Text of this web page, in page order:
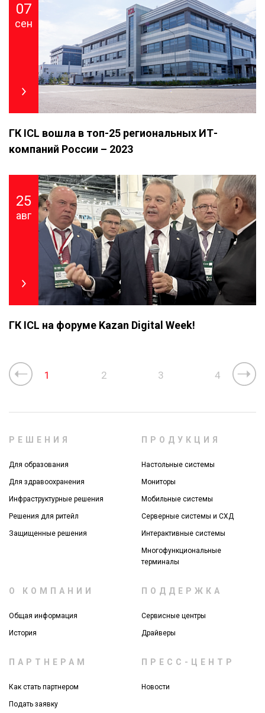
07
сен
ГК ICL вошла в топ-25 региональных ИТ-
компаний России – 2023
25
авг
ГК ICL на форуме Kazan Digital Week!
1 2 3 4
РЕШЕНИЯ
Для образования
Для здравоохранения
Инфраструктурные решения
Решения для ритейл
Защищенные решения
ПРОДУКЦИЯ
Настольные системы
Мониторы
Мобильные системы
Серверные системы и СХД
Интерактивные системы
Многофункциональные
терминалы
О КОМПАНИИ
Общая информация
История
ПОДДЕРЖКА
Сервисные центры
Драйверы
ПАРТНЕРАМ
Как стать партнером
Подать заявку
ПРЕСС-ЦЕНТР
Новости